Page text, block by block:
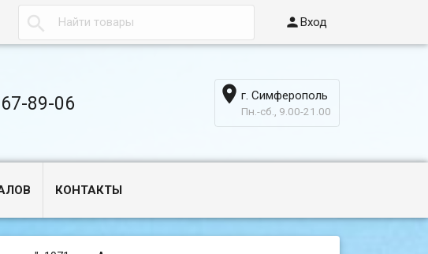
 Вход
89-06  г. Симферополь
Пн.-сб., 9.00-21.00
КОНТАКТЫ